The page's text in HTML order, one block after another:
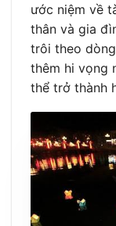
ước niệm về
thân và gia
trôi theo
thêm hi vọng
thể trở thành